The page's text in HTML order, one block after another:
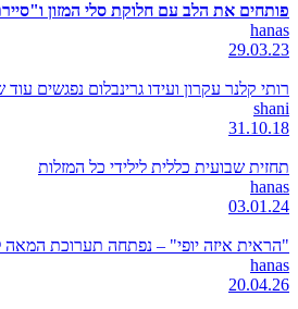
פותחים את הלב עם חלוקת סלי המזון
hanas
29.03.23
רותי קלנר עקרון ועידו גרינבלום נפגשים עוד
shani
31.10.18
תחזית שבועית כללית לילידי כל המזלות
hanas
03.01.24
"הראית איזה יופי" – נפתחה תערוכת המאה
hanas
20.04.26